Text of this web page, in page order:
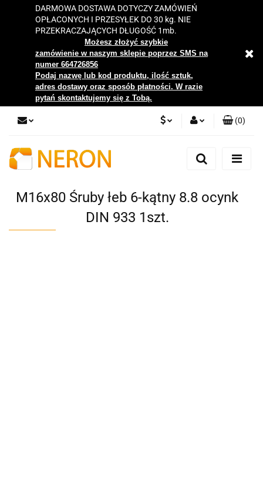
DARMOWA DOSTAWA DOTYCZY ZAMÓWIEŃ
OPŁACONYCH I PRZESYŁEK DO 30 kg. NIE
PRZEKRACZAJĄCYCH DŁUGOŚĆ 1mb.
Możesz złożyć szybkie
zamówienie w naszym sklepie poprzez SMS na
numer 664726856
Podaj nazwę lub kod produktu, ilość sztuk,
adres dostawy oraz sposób płatności. W razie
pytań skontaktujemy się z Tobą.
Zaloguj się
Zgody cookies
(0)
M16x80 Śruby łeb 6-kątny 8.8 ocynk
DIN 933 1szt.